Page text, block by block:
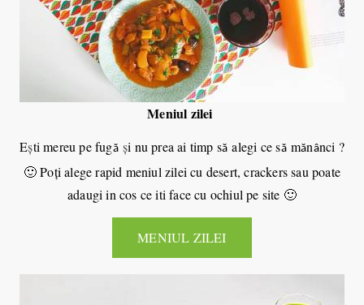
Meniul zilei
Eşti mereu pe fugă şi nu prea ai timp să alegi ce sămănânci ?
🙂 Poţi alege rapid meniul zilei cu desert, crackers sau poate
adaugi in cos ce iti face cu ochiul pe site 🙂
MENIUL ZILEI